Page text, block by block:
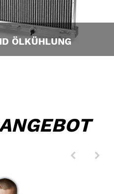
ÖLKÜHLUNG